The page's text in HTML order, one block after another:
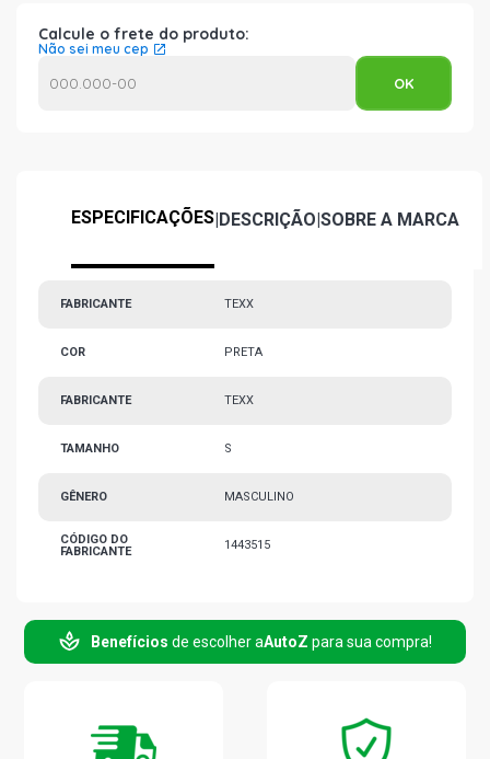
Calcule o frete do produto:
Não sei meu cep
ESPECIFICAÇÕES|DESCRIÇÃO|SOBRE A MARCA
FABRICANTE TEXX
COR PRETA
FABRICANTE TEXX
TAMANHO S
GÊNERO MASCULINO
CÓDIGO DO
FABRICANTE
1443515
Benefícios de escolher aAutoZ para sua compra!